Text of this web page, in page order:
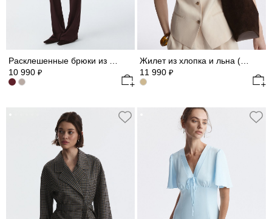
10 990 ₽
11 990 ₽